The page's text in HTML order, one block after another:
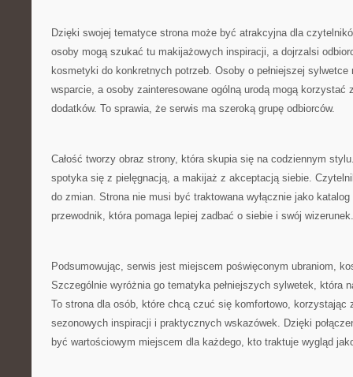
Dzięki swojej tematyce strona może być atrakcyjna dla
osoby mogą szukać tu makijażowych inspiracji, a dojrzalsi
kosmetyki do konkretnych potrzeb. Osoby o pełniejszej sylwetce
wsparcie, a osoby zainteresowane ogólną urodą mogą korzystać
dodatków. To sprawia, że serwis ma szeroką grupę odbiorców.
Całość tworzy obraz strony, która skupia się na codziennym
spotyka się z pielęgnacją, a makijaż z akceptacją siebie.
do zmian. Strona nie musi być traktowana wyłącznie jako
przewodnik, która pomaga lepiej zadbać o siebie i swój wizerunek.
Podsumowując, serwis jest miejscem poświęconym ubraniom,
Szczególnie wyróżnia go tematyka pełniejszych sylwetek, która
To strona dla osób, które chcą czuć się komfortowo, korzystając
sezonowych inspiracji i praktycznych wskazówek. Dzięki
być wartościowym miejscem dla każdego, kto traktuje wygląd